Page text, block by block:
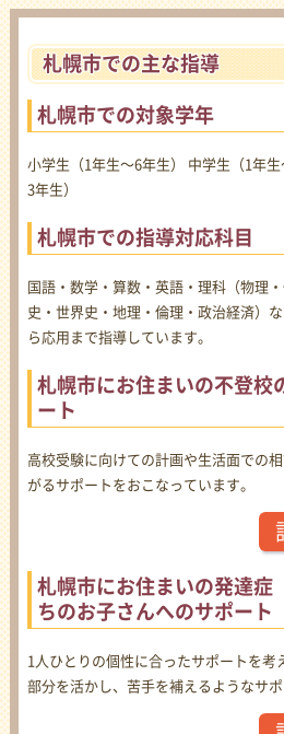
札幌市での主な指導
札幌市での対象学年
小学生（1年生〜6年生） 中学生（1年
3年生）
札幌市での指導対応科目
国語・数学・算数・英語・理科（物理
史・世界史・地理・倫理・政治経済）
ら応用まで指導しています。
札幌市にお住まいの不登校
ート
高校受験に向けての計画や生活面での
がるサポートをおこなっています。
札幌市にお住まいの発達症
ちのお子さんへのサポート
1人ひとりの個性に合ったサポートを考
部分を活かし、苦手を補えるようなサ